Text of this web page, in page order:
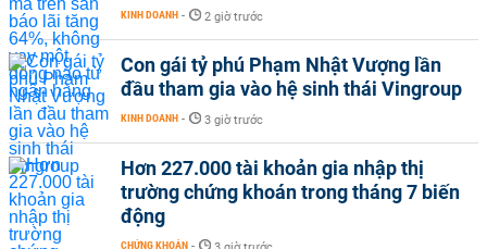
KINH DOANH - 2 giờ trước
Con gái tỷ phú Phạm Nhật Vượng lần
đầu tham gia vào hệ sinh thái Vingroup
KINH DOANH - 3 giờ trước
Hơn 227.000 tài khoản gia nhập thị
trường chứng khoán trong tháng 7 biến
động
CHỨNG KHOÁN -